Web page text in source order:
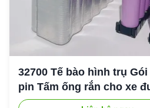
32700 Tế bào hình trụ
pin Tấm ống rắn cho xe